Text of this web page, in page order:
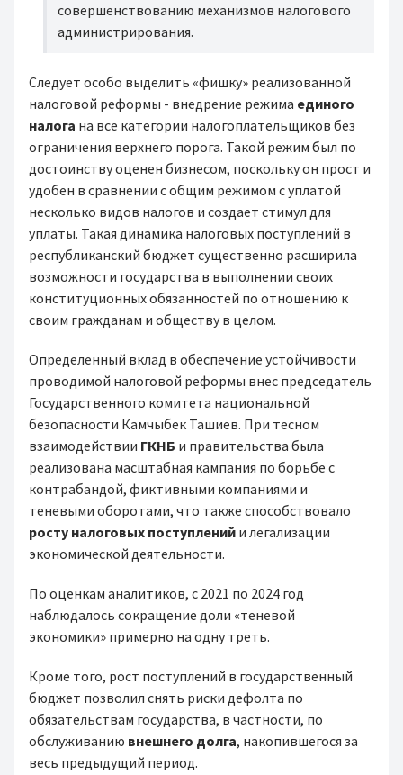
совершенствованию механизмов налогового
администрирования.
Следует особо выделить «фишку» реализованной
налоговой реформы - внедрение режима единого
налога на все категории налогоплательщиков без
ограничения верхнего порога. Такой режим был по
достоинству оценен бизнесом, поскольку он прост и
удобен в сравнении с общим режимом с уплатой
несколько видов налогов и создает стимул для
уплаты. Такая динамика налоговых поступлений в
республиканский бюджет существенно расширила
возможности государства в выполнении своих
конституционных обязанностей по отношению к
своим гражданам и обществу в целом.
Определенный вклад в обеспечение устойчивости
проводимой налоговой реформы внес председатель
Государственного комитета национальной
безопасности Камчыбек Ташиев. При тесном
взаимодействии ГКНБ и правительства была
реализована масштабная кампания по борьбе с
контрабандой, фиктивными компаниями и
теневыми оборотами, что также способствовало
росту налоговых поступлений и легализации
экономической деятельности.
По оценкам аналитиков, с 2021 по 2024 год
наблюдалось сокращение доли «теневой
экономики» примерно на одну треть.
Кроме того, рост поступлений в государственный
бюджет позволил снять риски дефолта по
обязательствам государства, в частности, по
обслуживанию внешнего долга, накопившегося за
весь предыдущий период.